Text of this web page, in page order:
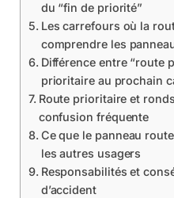
du “fin de priorité”
Les carrefours où la
comprendre les
Différence entre “route
prioritaire au prochain
Route prioritaire et
confusion fréquente
Ce que le panneau
les autres usagers
Responsabilités et
d’accident